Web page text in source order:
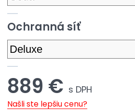
Ochranná síť
889 € s DPH
Našli ste lepšiu cenu?